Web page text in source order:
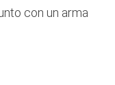
con un arma